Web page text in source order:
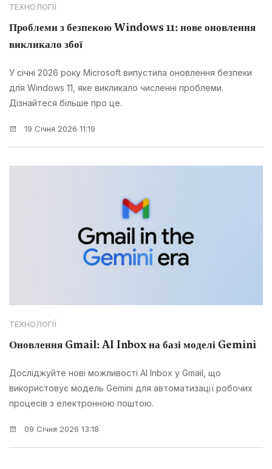
ТЕХНОЛОГІЇ
Проблеми з безпекою Windows 11: нове оновлення
викликало збої
У січні 2026 року Microsoft випустила оновлення безпеки
для Windows 11, яке викликало численні проблеми.
Дізнайтеся більше про це.
19 Січня 2026 11:19
ТЕХНОЛОГІЇ
Оновлення Gmail: AI Inbox на базі моделі Gemini
Досліджуйте нові можливості AI Inbox у Gmail, що
використовує модель Gemini для автоматизації робочих
процесів з електронною поштою.
09 Січня 2026 13:18